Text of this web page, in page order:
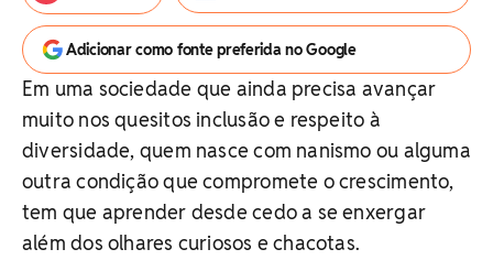
Adicionar como fonte preferida no Google
Em uma sociedade que ainda precisa avançar
muito nos quesitos inclusão e respeito à
diversidade, quem nasce com nanismo ou alguma
outra condição que compromete o crescimento,
tem que aprender desde cedo a se enxergar
além dos olhares curiosos e chacotas.